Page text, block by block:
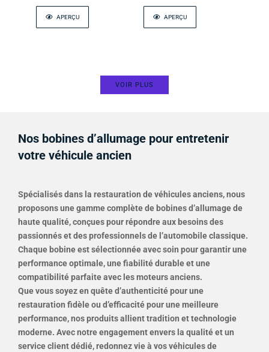
APERÇU APERÇU
VOIR PLUS
Nos bobines d’allumage pour entretenir
votre véhicule ancien
Spécialisés dans la restauration de véhicules anciens, nous
proposons une gamme complète de bobines d’allumage de
haute qualité, conçues pour répondre aux besoins des
passionnés et des professionnels de l’automobile classique.
Chaque bobine est sélectionnée avec soin pour garantir une
performance optimale, une fiabilité durable et une
compatibilité parfaite avec les moteurs anciens.
Que vous soyez en quête d’authenticité pour une
restauration fidèle ou d’efficacité pour une meilleure
performance, nos produits allient tradition et technologie
moderne. Avec notre engagement envers la qualité et un
service client dédié, redonnez vie à vos véhicules de